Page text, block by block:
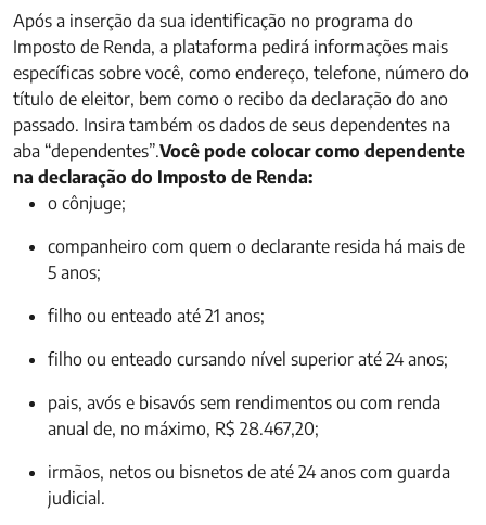
Após a inserção da sua identificação no programa do
Imposto de Renda, a plataforma pedirá informações mais
específicas sobre você, como endereço, telefone, número do
título de eleitor, bem como o recibo da declaração do ano
passado. Insira também os dados de seus dependentes na
aba “dependentes”.Você pode colocar como dependente
na declaração do Imposto de Renda:
o cônjuge;
companheiro com quem o declarante resida há mais de
5 anos;
filho ou enteado até 21 anos;
filho ou enteado cursando nível superior até 24 anos;
pais, avós e bisavós sem rendimentos ou com renda
anual de, no máximo, R$ 28.467,20;
irmãos, netos ou bisnetos de até 24 anos com guarda
judicial.